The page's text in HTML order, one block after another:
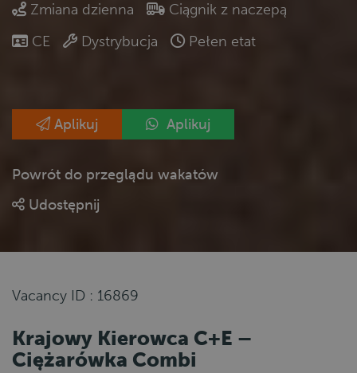
Zmiana dzienna
Ciągnik z naczepą
CE
Dystrybucja Pełen etat
Aplikuj Aplikuj
Powrót do przeglądu wakatów
Udostępnij
Vacancy ID : 16869
Krajowy Kierowca C+E –
Ciężarówka Combi